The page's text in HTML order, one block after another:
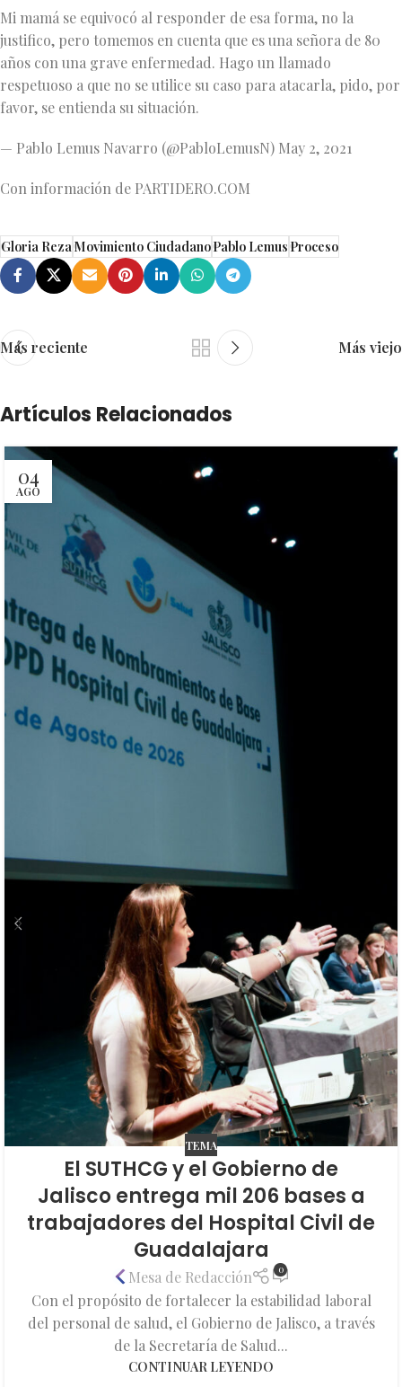
Mi mamá se equivocó al responder de esa forma, no la
justifico, pero tomemos en cuenta que es una señora de 80
años con una grave enfermedad. Hago un llamado
respetuoso a que no se utilice su caso para atacarla, pido, por
favor, se entienda su situación.
— Pablo Lemus Navarro (@PabloLemusN) May 2, 2021
Con información de PARTIDERO.COM
Gloria RezaMovimiento CiudadanoPablo LemusProceso
Más reciente Más viejo
Artículos Relacionados
04
AGO
TEMA
El SUTHCG y el Gobierno de
Jalisco entrega mil 206 bases a
trabajadores del Hospital Civil de
Guadalajara
Mesa de Redacción 0
Con el propósito de fortalecer la estabilidad laboral
del personal de salud, el Gobierno de Jalisco, a través
de la Secretaría de Salud...
CONTINUAR LEYENDO